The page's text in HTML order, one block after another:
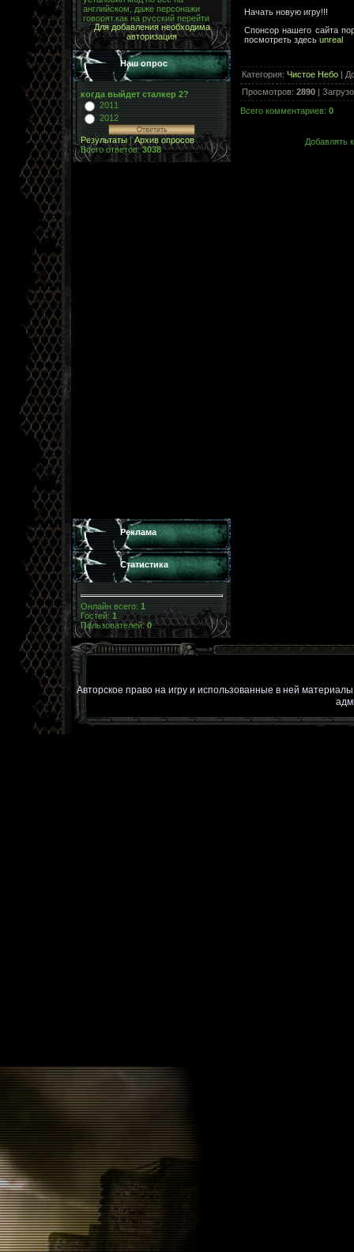
Для добавления необходима
авторизация
Наш опрос
когда выйдет сталкер 2?
2011
2012
Результаты|Архив опросов
Всего ответов:3038
Реклама
Статистика
Онлайн всего: 1
Гостей: 1
Пользователей:0
Начать новую игру!!!
Спонсор нашего сайта
посмотреть здесь unreal
Категория: Чистое Небо |
Просмотров: 2890 |
Всего комментариев: 0
Добавлять
Авторское право на игру и использованные в ней